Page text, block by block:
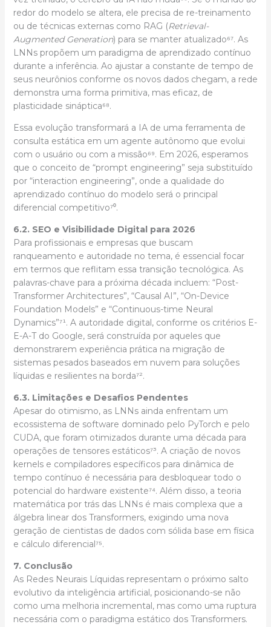
redor do modelo se altera, ele precisa de re-treinamento
ou de técnicas externas como RAG (Retrieval-
Augmented Generation) para se manter atualizado⁶⁷. As
LNNs propõem um paradigma de aprendizado contínuo
durante a inferência. Ao ajustar a constante de tempo de
seus neurônios conforme os novos dados chegam, a rede
demonstra uma forma primitiva, mas eficaz, de
plasticidade sináptica⁶⁸.
Essa evolução transformará a IA de uma ferramenta de
consulta estática em um agente autônomo que evolui
com o usuário ou com a missão⁶⁹. Em 2026, esperamos
que o conceito de “prompt engineering” seja substituído
por “interaction engineering”, onde a qualidade do
aprendizado contínuo do modelo será o principal
diferencial competitivo⁷⁰.
6.2. SEO e Visibilidade Digital para 2026
Para profissionais e empresas que buscam
ranqueamento e autoridade no tema, é essencial focar
em termos que reflitam essa transição tecnológica. As
palavras-chave para a próxima década incluem: “Post-
Transformer Architectures”, “Causal AI”, “On-Device
Foundation Models” e “Continuous-time Neural
Dynamics”⁷¹. A autoridade digital, conforme os critérios E-
E-A-T do Google, será construída por aqueles que
demonstrarem experiência prática na migração de
sistemas pesados baseados em nuvem para soluções
líquidas e resilientes na borda⁷².
6.3. Limitações e Desafios Pendentes
Apesar do otimismo, as LNNs ainda enfrentam um
ecossistema de software dominado pelo PyTorch e pelo
CUDA, que foram otimizados durante uma década para
operações de tensores estáticos⁷³. A criação de novos
kernels e compiladores específicos para dinâmica de
tempo contínuo é necessária para desbloquear todo o
potencial do hardware existente⁷⁴. Além disso, a teoria
matemática por trás das LNNs é mais complexa que a
álgebra linear dos Transformers, exigindo uma nova
geração de cientistas de dados com sólida base em física
e cálculo diferencial⁷⁵.
7. Conclusão
As Redes Neurais Líquidas representam o próximo salto
evolutivo da inteligência artificial, posicionando-se não
como uma melhoria incremental, mas como uma ruptura
necessária com o paradigma estático dos Transformers.